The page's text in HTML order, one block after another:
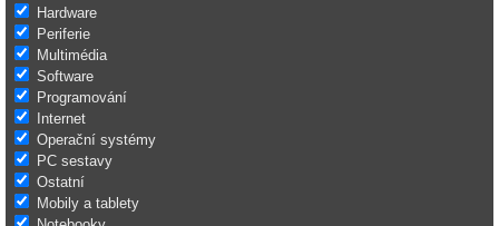
Hardware
Periferie
Multimédia
Software
Programování
Internet
Operační systémy
PC sestavy
Ostatní
Mobily a tablety